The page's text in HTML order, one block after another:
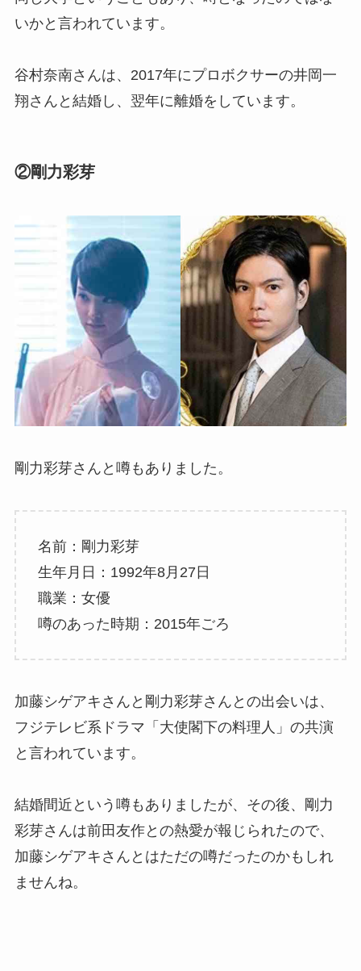
いかと言われています。
谷村奈南さんは、2017年にプロボクサーの井岡一
翔さんと結婚し、翌年に離婚をしています。
②剛力彩芽
剛力彩芽さんと噂もありました。
名前：剛力彩芽
生年月日：1992年8月27日
職業：女優
噂のあった時期：2015年ごろ
加藤シゲアキさんと剛力彩芽さんとの出会いは、
フジテレビ系ドラマ「大使閣下の料理人」の共演
と言われています。
結婚間近という噂もありましたが、その後、剛力
彩芽さんは前田友作との熱愛が報じられたので、
加藤シゲアキさんとはただの噂だったのかもしれ
ませんね。